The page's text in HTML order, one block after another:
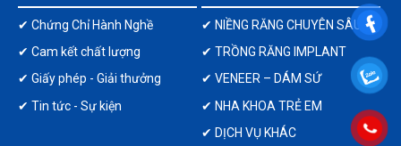
✔ Chứng Chỉ Hành Nghề
✔ Cam kết chất lượng
✔ Giấy phép - Giải thưởng
✔ Tin tức - Sự kiện
✔ NIỀNG RĂNG CHUYÊN SÂU
✔ TRỒNG RĂNG IMPLANT
✔ VENEER – DÁM SỨ
✔ NHA KHOA TRẺ EM
✔ DỊCH VỤ KHÁC